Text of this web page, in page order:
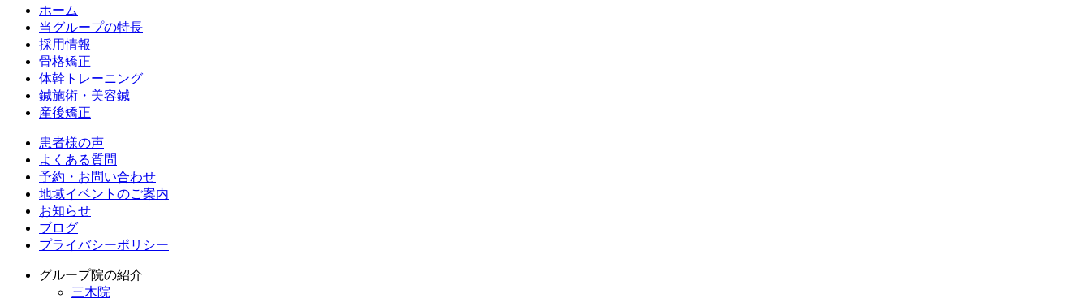
ホーム
当グループの特長
採用情報
骨格矯正
体幹トレーニング
鍼施術・美容鍼
産後矯正
患者様の声
よくある質問
予約・お問い合わせ
地域イベントのご案内
お知らせ
ブログ
プライバシーポリシー
グループ院の紹介
三木院